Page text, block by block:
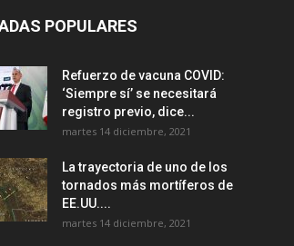
POPULARES
Refuerzo de vacuna COVID:
‘Siempre sí’ se necesitará
registro previo, dice...
martes 14 diciembre, 2021
La trayectoria de uno de los
tornados más mortíferos de
EE.UU....
martes 14 diciembre, 2021